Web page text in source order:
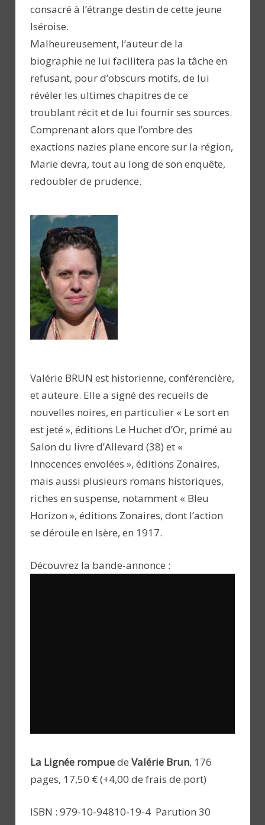
consacré à l’étrange destin de cette jeune
Iséroise.
Malheureusement, l’auteur de la
biographie ne lui facilitera pas la tâche en
refusant, pour d’obscurs motifs, de lui
révéler les ultimes chapitres de ce
troublant récit et de lui fournir ses sources.
Comprenant alors que l’ombre des
exactions nazies plane encore sur la région,
Marie devra, tout au long de son enquête,
redoubler de prudence.
Valérie BRUN est historienne, conférencière,
et auteure. Elle a signé des recueils de
nouvelles noires, en particulier « Le sort en
est jeté », éditions Le Huchet d’Or, primé au
Salon du livre d’Allevard (38) et «
Innocences envolées », éditions Zonaires,
mais aussi plusieurs romans historiques,
riches en suspense, notamment « Bleu
Horizon », éditions Zonaires, dont l’action
se déroule en Isère, en 1917.
Découvrez la bande-annonce :
La Lignée rompuede Valérie Brun, 176
pages, 17,50 € (+4,00 de frais de port)
ISBN : 979-10-94810-19-4 Parution 30